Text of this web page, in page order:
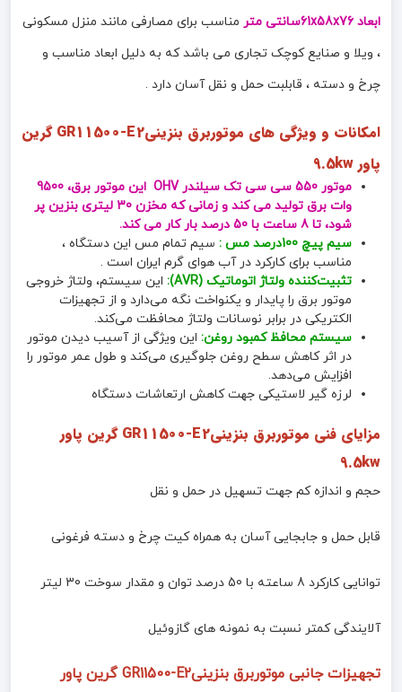
ابعاد 61x58x76سانتی متر
مناسب برای مصارفی مانند منزل مسکونی
، ویلا و صنایع کوچک تجاری می باشد که به دلیل ابعاد مناسب و
چرخ و دسته ، قابلبت حمل و نقل آسان دارد .
امکانات و ویژگی های
موتوربرق بنزینیGR11500-E2 گرین
پاور 9.5kw
موتور 550 سی سی تک سیلندر OHV این موتور برق، 9500
وات برق تولید می کند و زمانی که مخزن 30 لیتری بنزین پر
شود، تا 8 ساعت با 50 درصد بار کار می کند.
سیم پیچ 100درصد مس :
سیم تمام مس این دستگاه ،
مناسب برای کارکرد در آب هوای گرم ایران است .
تثبیت‌کننده ولتاژ اتوماتیک (AVR):
این سیستم، ولتاژ خروجی
موتور برق را پایدار و یکنواخت نگه می‌دارد و از تجهیزات
الکتریکی در برابر نوسانات ولتاژ محافظت می‌کند.
سیستم محافظ کمبود روغن: این ویژگی از آسیب دیدن موتور
در اثر کاهش سطح روغن جلوگیری می‌کند و طول عمر موتور را
افزایش می‌دهد.
لرزه گیر لاستیکی جهت کاهش ارتعاشات دستگاه
مزایای فنی موتوربرق بنزینیGR11500-E2 گرین پاور
9.5kw
حجم و اندازه کم جهت تسهیل در حمل و نقل
قابل حمل و جابجایی آسان به همراه کیت چرخ و دسته فرغونی
توانایی کارکرد 8 ساعته با 50 درصد توان و مقدار سوخت 30 لیتر
آلایندگی کمتر نسبت به نمونه های گازوئیل
تجهیزات جانبی
موتوربرق بنزینیGR11500-E2 گرین پاور